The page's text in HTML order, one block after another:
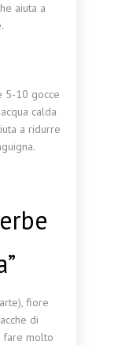
aiuta a
5-10 gocce
calda
a ridurre
fiore
di
fare molto